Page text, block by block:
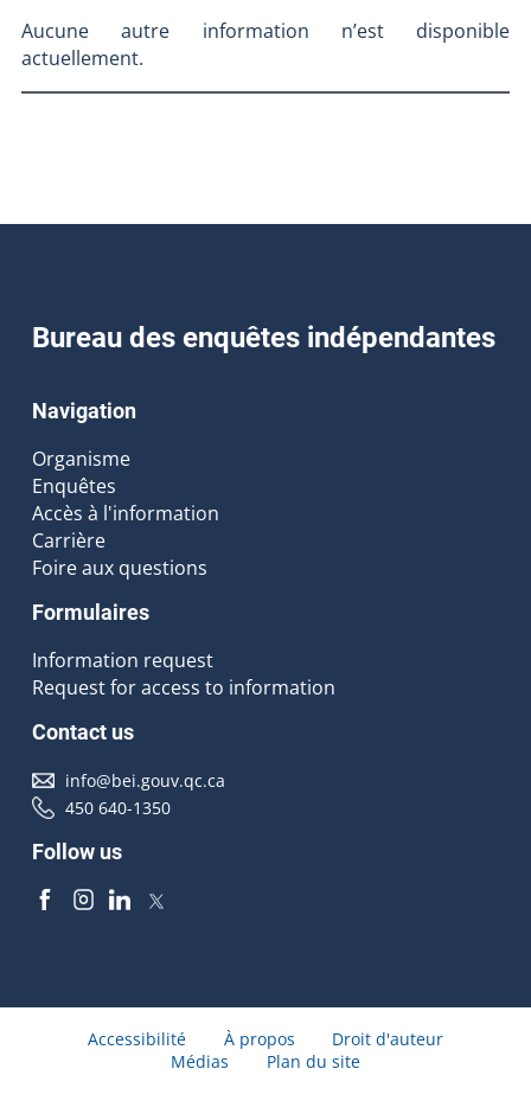
Aucune autre information n’est disponible
actuellement.
Bureau des enquêtes indépendantes
Navigation
Organisme
Enquêtes
Accès à l'information
Carrière
Foire aux questions
Formulaires
Information request
Request for access to information
Contact us
info@bei.gouv.qc.ca
450 640-1350
Follow us
Accessibilité À propos
Droit d'auteur
Médias
Plan du site